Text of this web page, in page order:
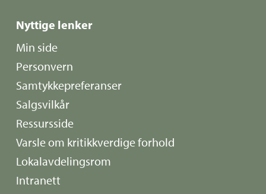
Nyttige lenker
Min side
Personvern
Samtykkepreferanser
Salgsvilkår
Ressursside
Varsle om kritikkverdige forhold
Lokalavdelingsrom
Intranett